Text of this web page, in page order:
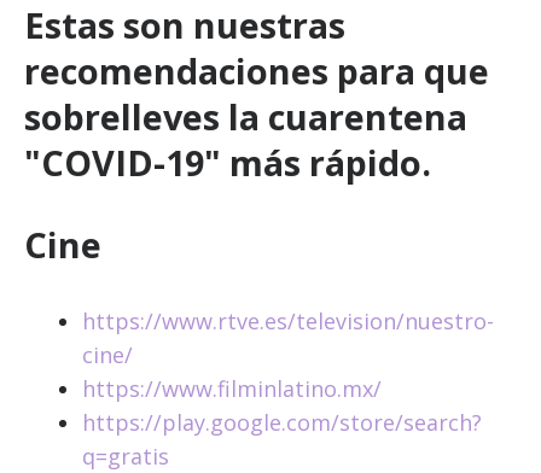
Estas son nuestras
recomendaciones para que
sobrelleves la cuarentena
"COVID-19" más rápido.
Cine
https://www.rtve.es/television/nuestro-
cine/
https://www.filminlatino.mx/
https://play.google.com/store/search?
q=gratis